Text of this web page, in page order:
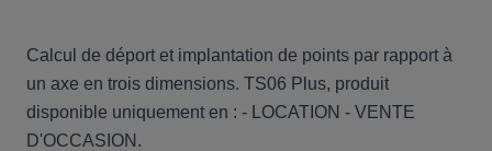
Calcul de déport et implantation de points par rapport à
un axe en trois dimensions. TS06 Plus, produit
disponible uniquement en : - LOCATION - VENTE
D'OCCASION.